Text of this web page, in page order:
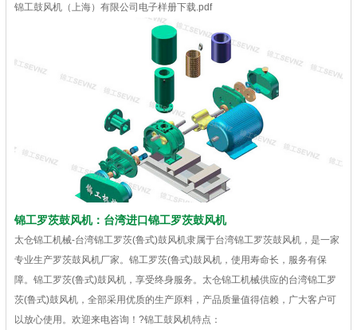
锦工鼓风机（上海）有限公司电子样册下载.pdf
锦工罗茨鼓风机：台湾进口锦工罗茨鼓风机
太仓锦工机械-台湾锦工罗茨(鲁式)鼓风机隶属于台湾锦工罗茨鼓风机，是一家
专业生产罗茨鼓风机厂家。锦工罗茨(鲁式)鼓风机，使用寿命长，服务有保
障。锦工罗茨(鲁式)鼓风机，享受终身服务。太仓锦工机械供应的台湾锦工罗
茨(鲁式)鼓风机，全部采用优质的生产原料，产品质量值得信赖，广大客户可
以放心使用。欢迎来电咨询！?锦工鼓风机特点：